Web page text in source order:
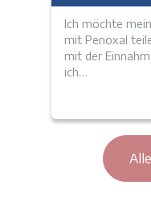
Ich möchte
mit Penoxal
mit der
ich…